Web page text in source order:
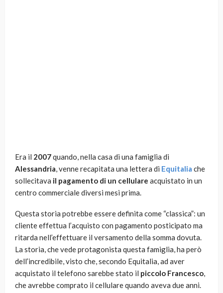
Era il 2007quando, nella casa di una famiglia di
Alessandria, venne recapitata una lettera di Equitalia che
sollecitava il pagamento di un cellulare acquistato in un
centro commerciale diversi mesi prima.
Questa storia potrebbe essere definita come “classica”: un
cliente effettua l’acquisto con pagamento posticipato ma
ritarda nell’effettuare il versamento della somma dovuta.
La storia, che vede protagonista questa famiglia, ha però
dell’incredibile, visto che, secondo Equitalia, ad aver
acquistato il telefono sarebbe stato il piccolo Francesco,
che avrebbe comprato il cellulare quando aveva due anni.